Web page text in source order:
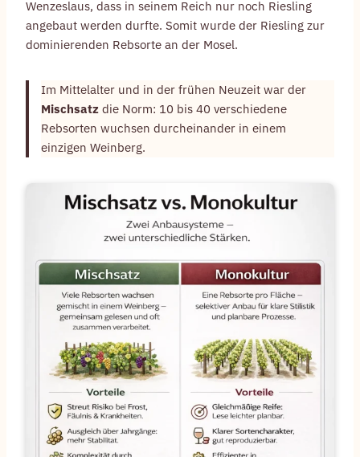
Wenzeslaus, dass in seinem Reich nur noch Riesling
angebaut werden durfte. Somit wurde der Riesling zur
dominierenden Rebsorte an der Mosel.
Im Mittelalter und in der frühen Neuzeit war der
Mischsatz die Norm: 10 bis 40 verschiedene
Rebsorten wuchsen durcheinander in einem
einzigen Weinberg.